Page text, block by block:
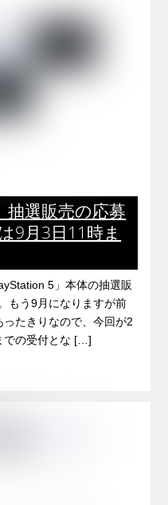
抽選販売の応募
9月3日11時ま
5」本体の抽選販
もう9月になりますが前
たきりなので、今回が2
での受付とな […]